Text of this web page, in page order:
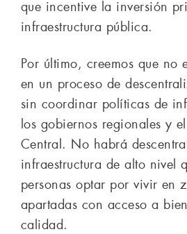
que incentive la inversión
infraestructura pública.
Por último, creemos que no
en un proceso de
sin coordinar políticas de
los gobiernos regionales y
Central. No habrá
infraestructura de alto nivel
personas optar por vivir en
apartadas con acceso a
calidad.